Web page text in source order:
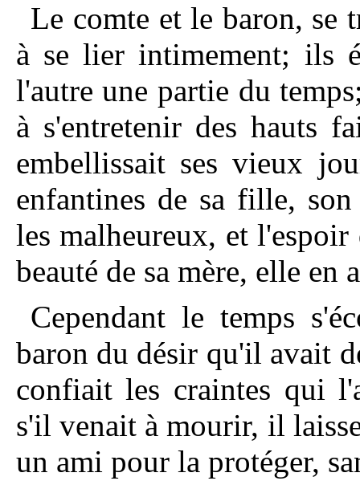
Le comte et le baron, se
à se lier intimement; ils
l'autre une partie du
à s'entretenir des hauts
embellissait ses vieux
enfantines de sa fille,
les malheureux, et
beauté de sa mère, elle en
Cependant le temps
baron du désir qu'il avait
confiait les craintes qui
s'il venait à mourir, il
un ami pour la protéger,